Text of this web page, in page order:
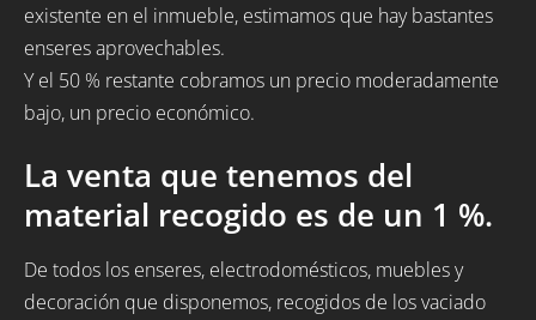
existente en el inmueble, estimamos que hay bastantes
enseres aprovechables.
Y el 50 % restante cobramos un precio moderadamente
bajo, un precio económico.
La venta que tenemos del
material recogido es de un 1 %.
De todos los enseres, electrodomésticos, muebles y
decoración que disponemos, recogidos de los vaciado